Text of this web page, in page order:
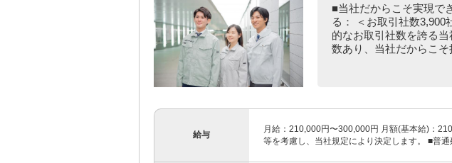
■当社だからこそ実現で
る： ＜お取引社数3,900
的なお取引社数を誇る
数あり、当社だからこ
給与
月給：210,000円〜300,000円 月額(基本給)：
等を考慮し、当社規定により決定します。 ■普